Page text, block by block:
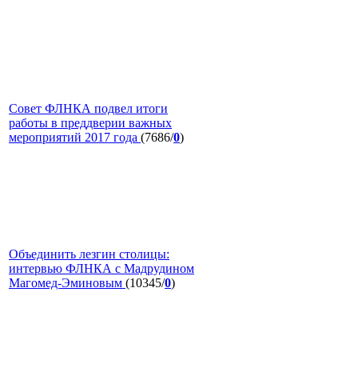
Совет ФЛНКА подвел итоги
работы в преддверии важных
мероприятий 2017 года (7686/0)
Объединить лезгин столицы:
интервью ФЛНКА с Мадрудином
Магомед-Эминовым (10345/0)